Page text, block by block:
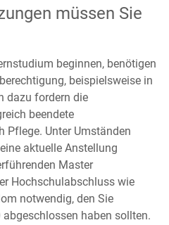
müssen Sie
beginnen, benötigen
beispielsweise in
dazu fordern die
beendete
Pflege. Unter Umständen
aktuelle Anstellung
Master
Hochschulabschluss wie
notwendig, den Sie
haben sollten.